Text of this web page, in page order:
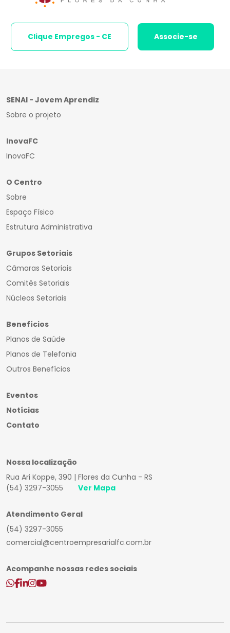
Clique Empregos - CE Associe-se
SENAI - Jovem Aprendiz
Sobre o projeto
InovaFC
InovaFC
O Centro
Sobre
Espaço Físico
Estrutura Administrativa
Grupos Setoriais
Câmaras Setoriais
Comitês Setoriais
Núcleos Setoriais
Benefícios
Planos de Saúde
Planos de Telefonia
Outros Benefícios
Eventos
Notícias
Contato
Nossa localização
Rua Ari Koppe, 390 | Flores da Cunha - RS
(54) 3297-3055
Ver Mapa
Atendimento Geral
(54) 3297-3055
comercial@centroempresarialfc.com.br
Acompanhe nossas redes sociais